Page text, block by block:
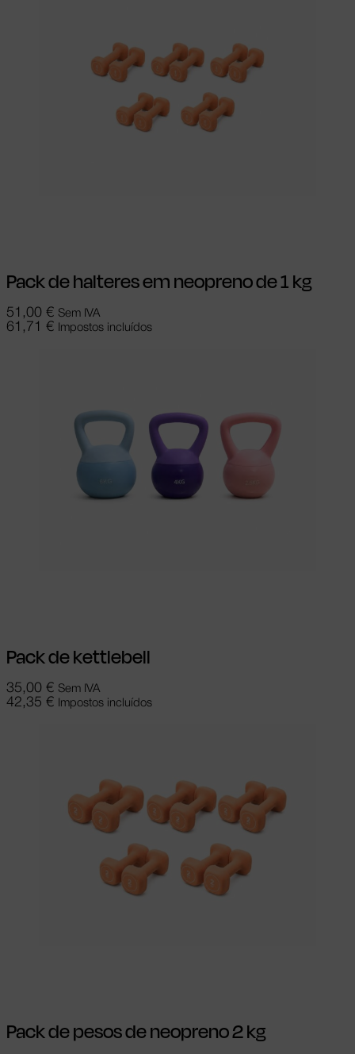
Pack de halteres em neopreno de 1 kg
51,00 € Sem IVA
61,71 € Impostos incluídos
Pack de kettlebell
35,00 € Sem IVA
42,35 € Impostos incluídos
Pack de pesos de neopreno 2 kg